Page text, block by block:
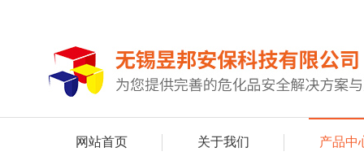
网站首页 关于我们 产品中